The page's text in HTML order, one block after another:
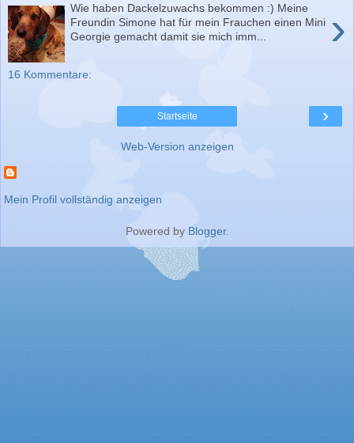
›
Wie haben Dackelzuwachs bekommen :) Meine
Freundin Simone hat für mein Frauchen einen Mini
Georgie gemacht damit sie mich imm...
16 Kommentare:
›
Startseite
Web-Version anzeigen
Mein Profil vollständig anzeigen
Powered by Blogger.